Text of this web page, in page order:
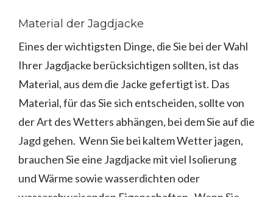
Material der Jagdjacke
Eines der wichtigsten Dinge, die Sie bei der Wahl
Ihrer Jagdjacke berücksichtigen sollten, ist das
Material, aus dem die Jacke gefertigt ist. Das
Material, für das Sie sich entscheiden, sollte von
der Art des Wetters abhängen, bei dem Sie auf die
Jagd gehen. Wenn Sie bei kaltem Wetter jagen,
brauchen Sie eine Jagdjacke mit viel Isolierung
und Wärme sowie wasserdichten oder